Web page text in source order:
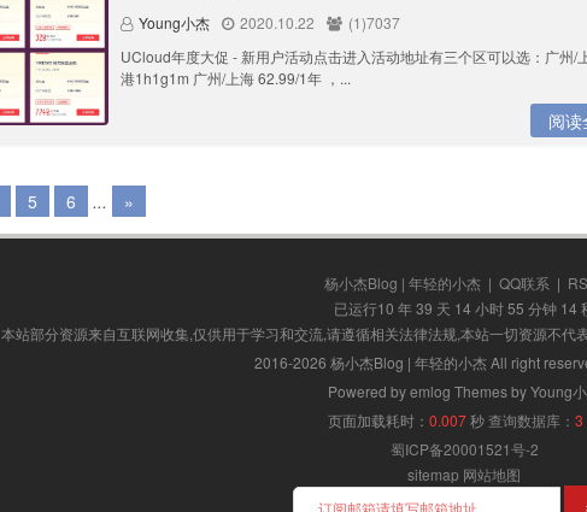
Young小杰 2020.10.22
(1)7037
UCloud年度大促 - 新用户活动点击进入活动地址有三个区可以选：广州/
港1h1g1m 广州/上海 62.99/1年 ，...
阅读
5 6 ... »
杨小杰Blog | 年轻的小杰 | QQ联系 |
已运行10 年 39 天 14 小时 55 分钟 14
本站部分资源来自互联网收集,仅供用于学习和交流,请遵循相关法律法规,本站一切资源不
2016-2026 杨小杰Blog | 年轻的小杰 All right
Powered by emlog Themes by Young
页面加载耗时： 0.007秒查询数据库： 3
蜀ICP备20001521号-2
sitemap 网站地图